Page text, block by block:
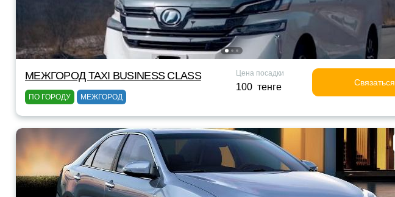
МЕЖГОРОД TAXI BUSINESS CLASS
ПО ГОРОДУ МЕЖГОРОД
Цена посадки
100 тенге Связаться